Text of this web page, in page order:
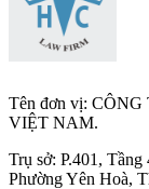
Tên đơn vị:
VIỆT NAM.
Trụ sở: P.401,
Phường Yên Hoà,